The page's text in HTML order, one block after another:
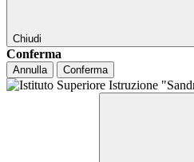
Chiudi
Conferma
Annulla Conferma